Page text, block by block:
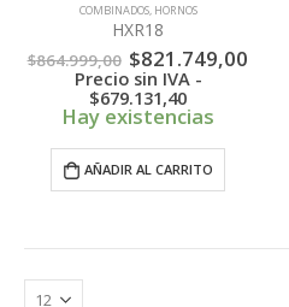
COMBINADOS, HORNOS
HXR18
$864.999,00 El
precio
original
era:
$821.749,00
Precio sin IVA -
$679.131,40
Hay existencias
AÑADIR AL CARRITO